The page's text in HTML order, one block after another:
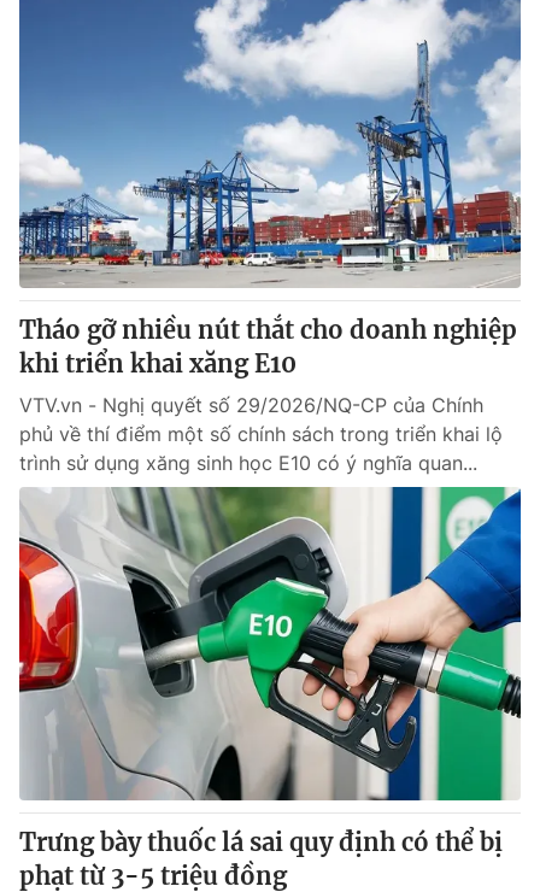
® Cấm sao chép dưới mọi hình thức nếu không có sự chấp
thuận bằng văn bản. Ghi rõ nguồn VTV.vn khi phát hành lại
thông tin từ website này.
Tháo gỡ nhiều nút thắt cho doanh nghiệp
khi triển khai xăng E10
VTV.vn - Nghị quyết số 29/2026/NQ-CP của Chính
phủ về thí điểm một số chính sách trong triển khai lộ
trình sử dụng xăng sinh học E10 có ý nghĩa quan...
Trưng bày thuốc lá sai quy định có thể bị
phạt từ 3-5 triệu đồng